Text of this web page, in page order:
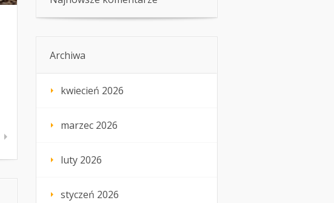
Archiwa
kwiecień 2026
marzec 2026
luty 2026
styczeń 2026